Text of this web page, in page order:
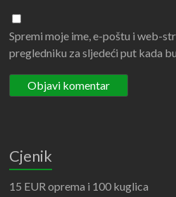
Spremi moje ime, e-poštu i web-
pregledniku za sljedeći put kada
Cjenik
15 EUR oprema i 100 kuglica